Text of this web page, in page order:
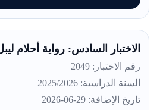
الاختبار السادس: رواية أحلام
رقم الاختبار: 2049
السنة الدراسية: 2025/2026
تاريخ الإضافة: 29-06-2026